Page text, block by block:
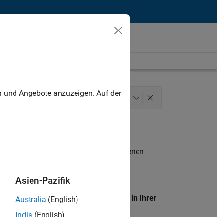
3
. Wenn Sie noch immer keine offenen
unseres
Standort, um alle Stellenangebote in Ihrer
Angebote anzuzeigen. Auf der
Asien-Pazifik
Australia (English)
India (English)